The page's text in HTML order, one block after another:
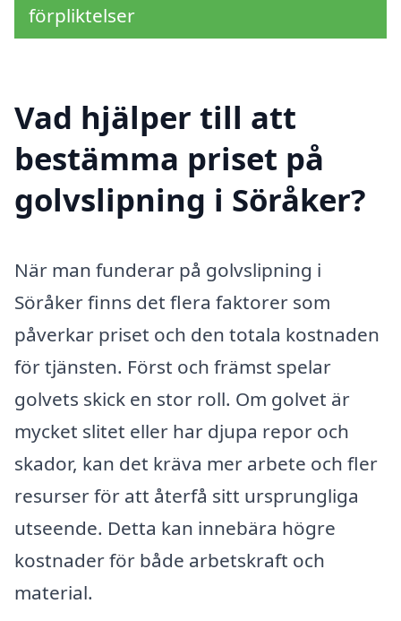
förpliktelser
Vad hjälper till att
bestämma priset på
golvslipning i Söråker?
När man funderar på golvslipning i
Söråker finns det flera faktorer som
påverkar priset och den totala kostnaden
för tjänsten. Först och främst spelar
golvets skick en stor roll. Om golvet är
mycket slitet eller har djupa repor och
skador, kan det kräva mer arbete och fler
resurser för att återfå sitt ursprungliga
utseende. Detta kan innebära högre
kostnader för både arbetskraft och
material.